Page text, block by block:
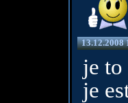
13.12.2008
je
je